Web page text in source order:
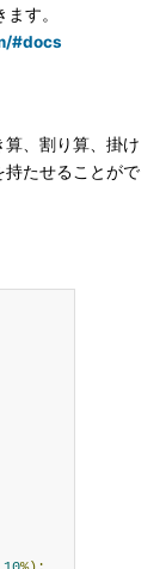
す。
#docs
、割り算、掛け
持たせることがで